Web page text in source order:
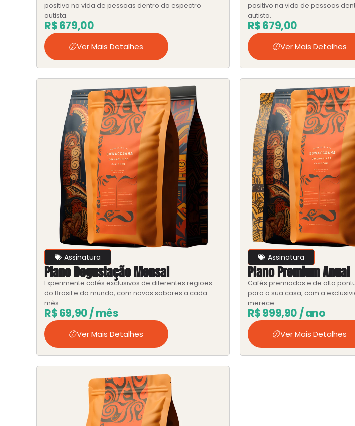
positivo na vida de pessoas dentro do espectro
autista.
R$679,00
Ver Mais Detalhes
positivo na vida de pessoas
autista.
R$679,00
Ver Mais Detalhes
Assinatura
Plano Degustação Mensal
Experimente cafés exclusivos de diferentes regiões
do Brasil e do mundo, com novos sabores a cada
mês.
R$69,90/ mês
Ver Mais Detalhes
Assinatura
Plano Premium Anual
Cafés premiados e de alta
para a sua casa, com a
merece.
R$999,90 / ano
Ver Mais Detalhes